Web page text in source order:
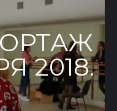
2018.